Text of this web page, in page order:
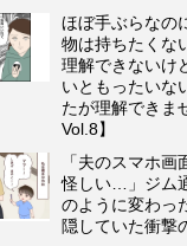
ほぼ手ぶらなの
物は持ちたくな
理解できないけ
いともったいな
たが理解できま
Vol.8】
「夫のスマホ画
怪しい…」ジム
のように変わっ
隠していた衝撃